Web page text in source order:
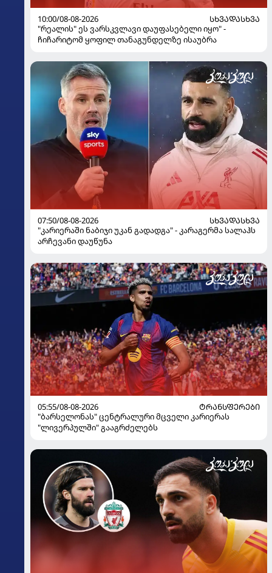
10:00/08-08-2026
ᲡᲮᲕᲐᲓᲐᲡᲮᲕᲐ
"რეალის" ეს ვარსკვლავი დაუფასებელი იყო" -
ჩიჩარიტომ ყოფილ თანაგუნდელზე ისაუბრა
07:50/08-08-2026
ᲡᲮᲕᲐᲓᲐᲡᲮᲕᲐ
"კარიერაში ნაბიჯი უკან გადადგა" - კარაგერმა სალაჰს
არჩევანი დაუწუნა
05:55/08-08-2026
ᲢᲠᲐᲜᲡᲤᲔᲠᲔᲑᲘ
"ბარსელონას" ცენტრალური მცველი კარიერას
"ლივერპულში" გააგრძელებს